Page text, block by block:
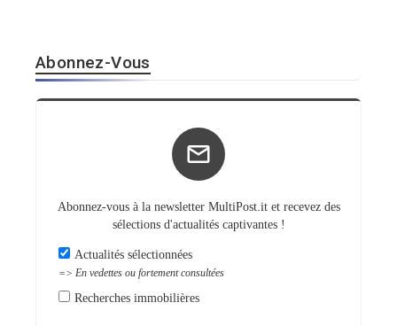
Abonnez-Vous
Abonnez-vous à la newsletter MultiPost.it et recevez des
sélections d'actualités captivantes !
Actualités sélectionnées
=> En vedettes ou fortement consultées
Recherches immobilières